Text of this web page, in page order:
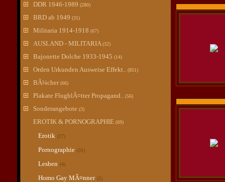
DDR 1946-1989 (280)
BRD ab 1949 (31)
Militaria 1914-1918 (67)
AUSLAND - MILITARIA (32)
Bajonette Dolche 1933-1945 (14)
Orden Urkunden Ausweise Effekt.. (851)
BÃ¼cher (66)
Plakate FlugblÃ¤tter Propagand.. (56)
Sonderangebote (3)
EROTIK & PORNOGRAPHIE (69)
Erotik (27)
Pornographie (31)
Lesben (4)
Homo Gay MÃ¤nner (2)